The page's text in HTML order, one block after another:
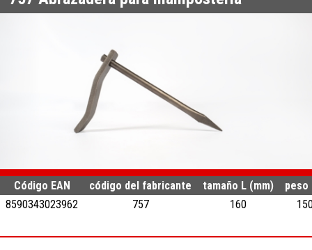
Código EAN código del fabricante tamaño L (mm)
peso
8590343023962
757 160